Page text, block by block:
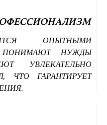
ОПЫТНЫМИ
ПОНИМАЮТ НУЖДЫ
УВЛЕКАТЕЛЬНО
ЧТО ГАРАНТИРУЕТ